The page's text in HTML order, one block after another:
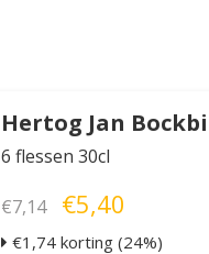
Hertog Jan
6 flessen 30cl
€7,14 €5,40
€1,74 korting (24%)